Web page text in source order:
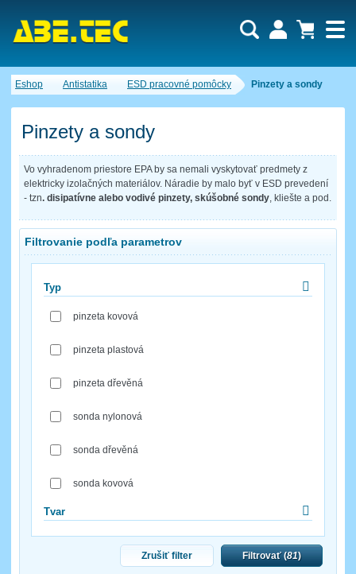
Eshop Antistatika ESD pracovné pomôcky Pinzety a sondy
Pinzety a sondy
Vo vyhradenom priestore EPA by sa nemali vyskytovať predmety z
elektricky izolačných materiálov. Náradie by malo byť v ESD prevedení
- tzn. disipatívne alebo vodivé pinzety, skúšobné sondy , kliešte a pod.
Filtrovanie podľa parametrov
Typ
pinzeta kovová
pinzeta plastová
pinzeta dřevěná
sonda nylonová
sonda dřevěná
sonda kovová
Tvar
Zrušiť filter Filtrovať (81)
Dopytový košík je prázdny!
Počet produktov:0